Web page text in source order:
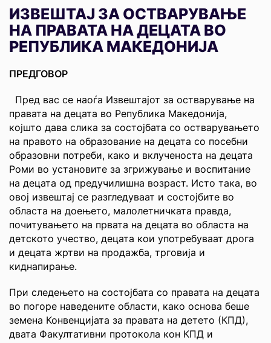
ИЗВЕШТАЈ ЗА ОСТВАРУВАЊЕ
НА ПРАВАТА НА ДЕЦАТА ВО
РЕПУБЛИКА МАКЕДОНИЈА
ПРЕДГОВОР
Пред вас се наоѓа Извештајот за остварување на
правата на децата во Република Македонија,
којшто дава слика за состојбата со остварувањето
на правото на образование на децата со посебни
образовни потреби, како и вклученоста на децата
Роми во установите за згрижување и воспитание
на децата од предучилишна возраст. Исто така, во
овој извештај се разгледуваат и состојбите во
областа на доењето, малолетничката правда,
почитувањето на првата на децата во областа на
детското учество, децата кои употребуваат дрога
и децата жртви на продажба, трговија и
киднапирање.
При следењето на состојбата со правата на децата
во погоре наведените области, како основа беше
земена Конвенцијата за правата на детето (КПД),
двата Факултативни протокола кон КПД и